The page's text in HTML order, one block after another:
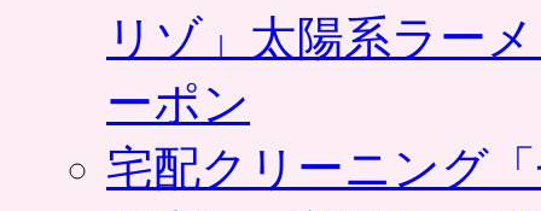
リゾ」太陽系ラー
ーポン
宅配クリーニング